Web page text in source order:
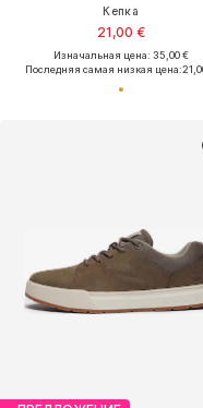
Кепка
21,00 €
Изначальная цена: 35,00 €
Последняя самая низкая цена: